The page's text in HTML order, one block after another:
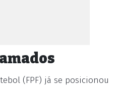
(FPF) já se posicionou